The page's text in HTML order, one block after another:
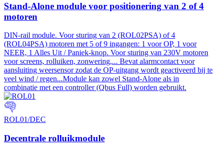
Stand-Alone module voor positionering van 2 of 4
motoren
DIN-rail module. Voor sturing van 2 (ROL02PSA) of 4
(ROL04PSA) motoren met 5 of 9 ingangen: 1 voor OP, 1 voor
NEER, 1 Alles Uit / Paniek-knop. Voor sturing van 230V motoren
voor screens, rolluiken, zonwering,... Bevat alarmcontact voor
aansluiting weersensor zodat de OP-uitgang wordt geactiveerd bij te
veel wind / regen...Module kan zowel Stand-Alone als in
combinatie met een controller (Qbus Full) worden gebruikt.
ROL01/DEC
Decentrale rolluikmodule